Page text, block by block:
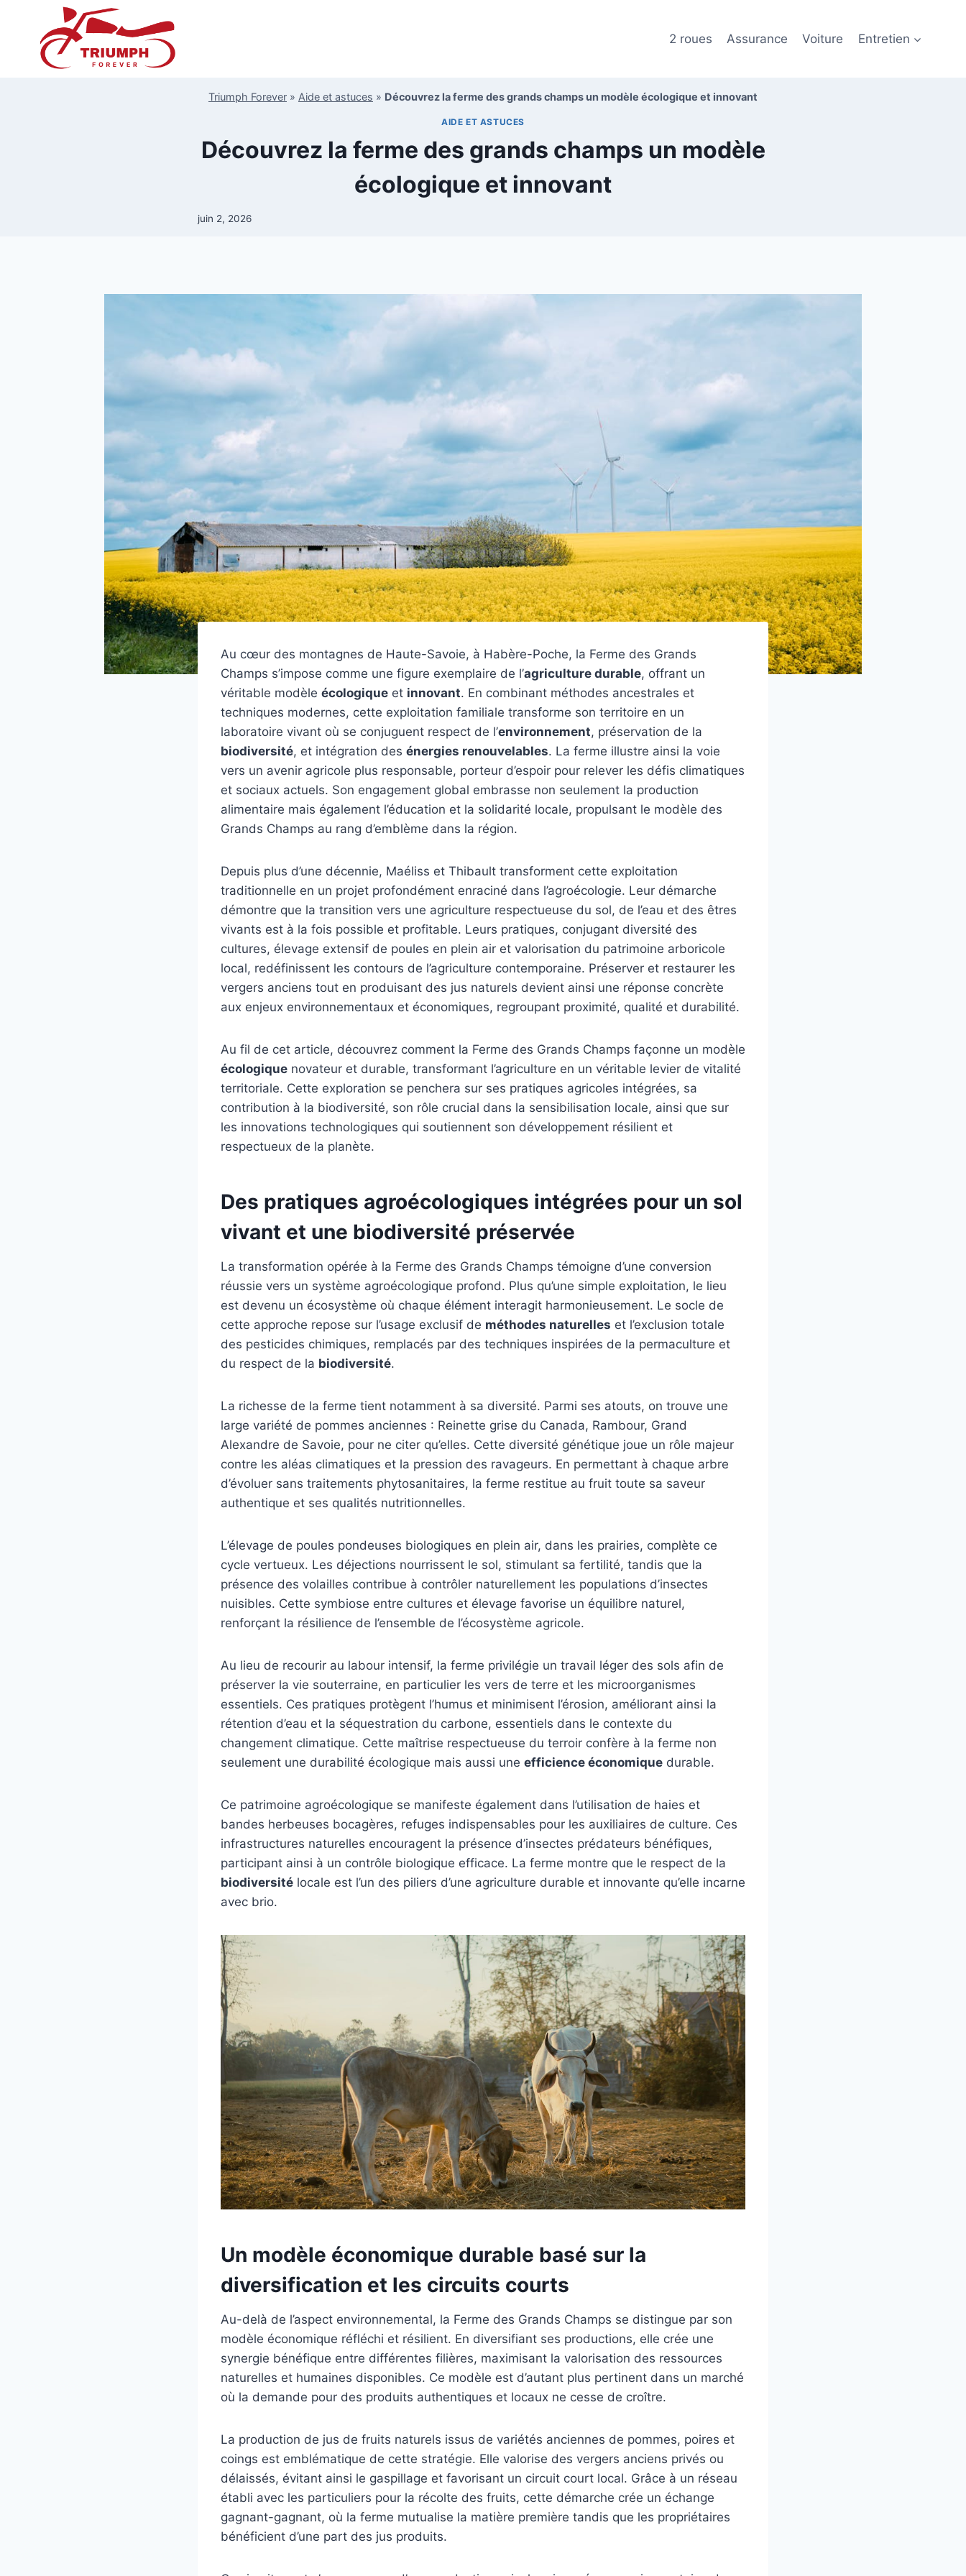
contenu
2 roues Assurance Voiture Entretien
Triumph Forever » Aide et astuces » Découvrez la ferme des grands champs un modèle écologique et innovant
AIDE ET ASTUCES
Découvrez la ferme des grands champs un modèle
écologique et innovant
juin 2, 2026
Au cœur des montagnes de Haute-Savoie, à Habère-Poche, la Ferme des Grands
Champs s’impose comme une figure exemplaire de l’agriculture durable, offrant un
véritable modèle écologique et innovant. En combinant méthodes ancestrales et
techniques modernes, cette exploitation familiale transforme son territoire en un
laboratoire vivant où se conjuguent respect de l’environnement, préservation de la
biodiversité, et intégration des énergies renouvelables. La ferme illustre ainsi la voie
vers un avenir agricole plus responsable, porteur d’espoir pour relever les défis climatiques
et sociaux actuels. Son engagement global embrasse non seulement la production
alimentaire mais également l’éducation et la solidarité locale, propulsant le modèle des
Grands Champs au rang d’emblème dans la région.
Depuis plus d’une décennie, Maéliss et Thibault transforment cette exploitation
traditionnelle en un projet profondément enraciné dans l’agroécologie. Leur démarche
démontre que la transition vers une agriculture respectueuse du sol, de l’eau et des êtres
vivants est à la fois possible et profitable. Leurs pratiques, conjugant diversité des
cultures, élevage extensif de poules en plein air et valorisation du patrimoine arboricole
local, redéfinissent les contours de l’agriculture contemporaine. Préserver et restaurer les
vergers anciens tout en produisant des jus naturels devient ainsi une réponse concrète
aux enjeux environnementaux et économiques, regroupant proximité, qualité et durabilité.
Au fil de cet article, découvrez comment la Ferme des Grands Champs façonne un modèle
écologique novateur et durable, transformant l’agriculture en un véritable levier de vitalité
territoriale. Cette exploration se penchera sur ses pratiques agricoles intégrées, sa
contribution à la biodiversité, son rôle crucial dans la sensibilisation locale, ainsi que sur
les innovations technologiques qui soutiennent son développement résilient et
respectueux de la planète.
Des pratiques agroécologiques intégrées pour un sol
vivant et une biodiversité préservée
La transformation opérée à la Ferme des Grands Champs témoigne d’une conversion
réussie vers un système agroécologique profond. Plus qu’une simple exploitation, le lieu
est devenu un écosystème où chaque élément interagit harmonieusement. Le socle de
cette approche repose sur l’usage exclusif de méthodes naturelles et l’exclusion totale
des pesticides chimiques, remplacés par des techniques inspirées de la permaculture et
du respect de la biodiversité.
La richesse de la ferme tient notamment à sa diversité. Parmi ses atouts, on trouve une
large variété de pommes anciennes : Reinette grise du Canada, Rambour, Grand
Alexandre de Savoie, pour ne citer qu’elles. Cette diversité génétique joue un rôle majeur
contre les aléas climatiques et la pression des ravageurs. En permettant à chaque arbre
d’évoluer sans traitements phytosanitaires, la ferme restitue au fruit toute sa saveur
authentique et ses qualités nutritionnelles.
L’élevage de poules pondeuses biologiques en plein air, dans les prairies, complète ce
cycle vertueux. Les déjections nourrissent le sol, stimulant sa fertilité, tandis que la
présence des volailles contribue à contrôler naturellement les populations d’insectes
nuisibles. Cette symbiose entre cultures et élevage favorise un équilibre naturel,
renforçant la résilience de l’ensemble de l’écosystème agricole.
Au lieu de recourir au labour intensif, la ferme privilégie un travail léger des sols afin de
préserver la vie souterraine, en particulier les vers de terre et les microorganismes
essentiels. Ces pratiques protègent l’humus et minimisent l’érosion, améliorant ainsi la
rétention d’eau et la séquestration du carbone, essentiels dans le contexte du
changement climatique. Cette maîtrise respectueuse du terroir confère à la ferme non
seulement une durabilité écologique mais aussi une efficience économique durable.
Ce patrimoine agroécologique se manifeste également dans l’utilisation de haies et
bandes herbeuses bocagères, refuges indispensables pour les auxiliaires de culture. Ces
infrastructures naturelles encouragent la présence d’insectes prédateurs bénéfiques,
participant ainsi à un contrôle biologique efficace. La ferme montre que le respect de la
biodiversité locale est l’un des piliers d’une agriculture durable et innovante qu’elle incarne
avec brio.
Un modèle économique durable basé sur la
diversification et les circuits courts
Au-delà de l’aspect environnemental, la Ferme des Grands Champs se distingue par son
modèle économique réfléchi et résilient. En diversifiant ses productions, elle crée une
synergie bénéfique entre différentes filières, maximisant la valorisation des ressources
naturelles et humaines disponibles. Ce modèle est d’autant plus pertinent dans un marché
où la demande pour des produits authentiques et locaux ne cesse de croître.
La production de jus de fruits naturels issus de variétés anciennes de pommes, poires et
coings est emblématique de cette stratégie. Elle valorise des vergers anciens privés ou
délaissés, évitant ainsi le gaspillage et favorisant un circuit court local. Grâce à un réseau
établi avec les particuliers pour la récolte des fruits, cette démarche crée un échange
gagnant-gagnant, où la ferme mutualise la matière première tandis que les propriétaires
bénéficient d’une part des jus produits.